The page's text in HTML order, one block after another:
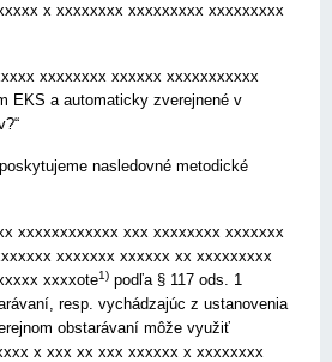
x xxxxxxxx xxxxxxxxx xxxxxxxxx
xxxxxxxx xxxxxx xxxxxxxxxxx
EKS a automaticky zverejnené v
nasledovné metodické
xxxxxxxxxxxx xxx xxxxxxxx xxxxxxx
xxxxxxx xxxxxx xx xxxxxxxxx
xxxxote1) podľa § 117 ods. 1
resp. vychádzajúc z ustanovenia
obstarávaní môže využiť
x xxx xx xxx xxxxxx x xxxxxxxx